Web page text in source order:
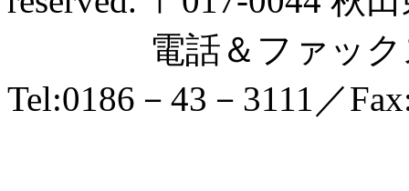
電話＆ファック
Tel:0186－43－3111／